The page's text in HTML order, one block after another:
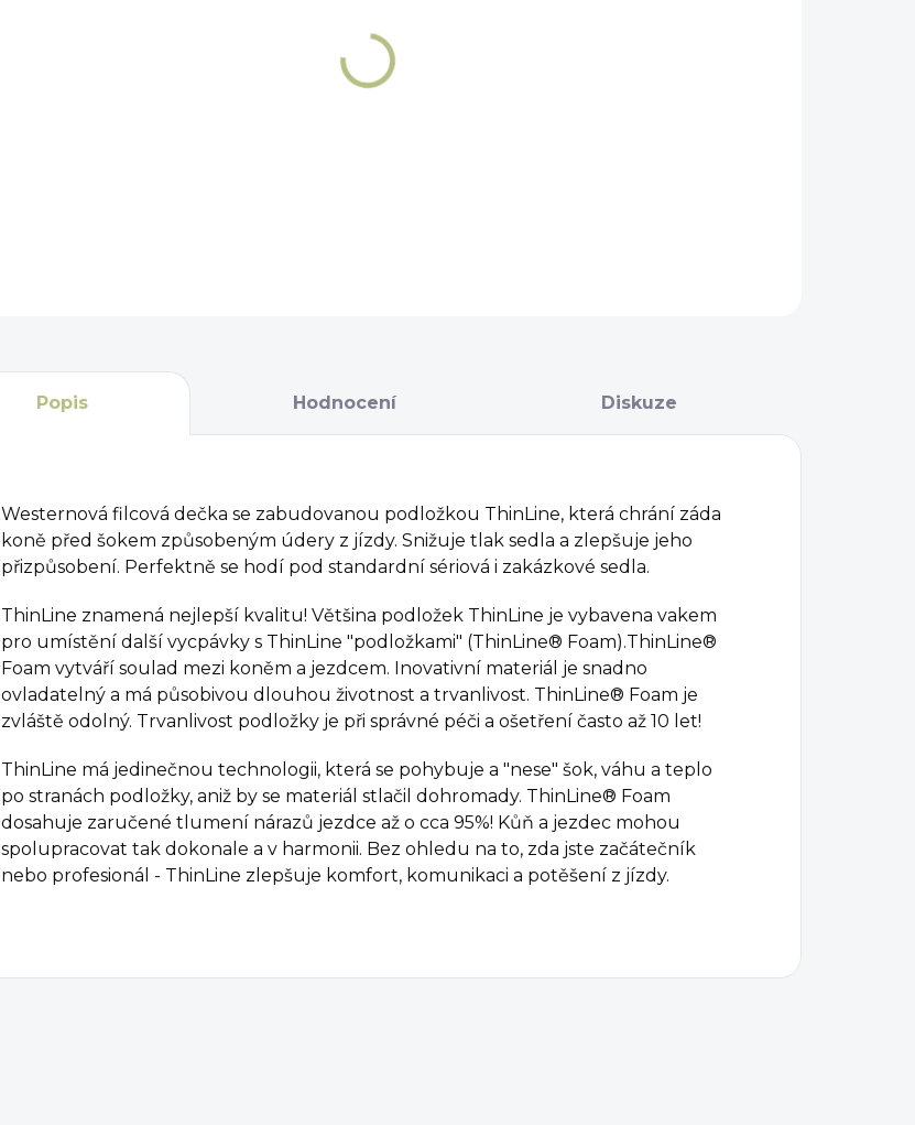
DETAILNÍ INFORMACE
Popis Hodnocení Diskuze
Westernová filcová dečka se zabudovanou podložkou ThinLine, která chrání záda
koně před šokem způsobeným údery z jízdy. Snižuje tlak sedla a zlepšuje jeho
přizpůsobení. Perfektně se hodí pod standardní sériová i zakázkové sedla.
ThinLine znamená nejlepší kvalitu! Většina podložek ThinLine je vybavena vakem
pro umístění další vycpávky s ThinLine "podložkami" (ThinLine® Foam).ThinLine®
Foam vytváří soulad mezi koněm a jezdcem. Inovativní materiál je snadno
ovladatelný a má působivou dlouhou životnost a trvanlivost. ThinLine® Foam je
zvláště odolný. Trvanlivost podložky je při správné péči a ošetření často až 10 let!
ThinLine má jedinečnou technologii, která se pohybuje a "nese" šok, váhu a teplo
po stranách podložky, aniž by se materiál stlačil dohromady. ThinLine® Foam
dosahuje zaručené tlumení nárazů jezdce až o cca 95%! Kůň a jezdec mohou
spolupracovat tak dokonale a v harmonii. Bez ohledu na to, zda jste začátečník
nebo profesionál - ThinLine zlepšuje komfort, komunikaci a potěšení z jízdy.